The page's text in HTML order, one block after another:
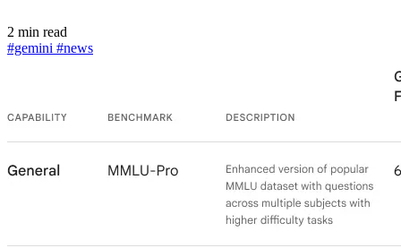
2 min read
#gemini #news